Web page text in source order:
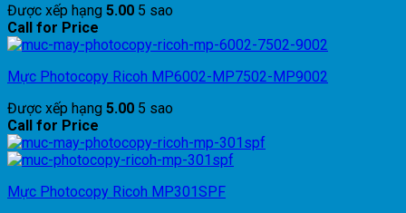
Được xếp hạng 5.00 5 sao
Call for Price
Mực Photocopy Ricoh MP6002-MP7502-MP9002
Được xếp hạng 5.00 5 sao
Call for Price
Mực Photocopy Ricoh MP301SPF